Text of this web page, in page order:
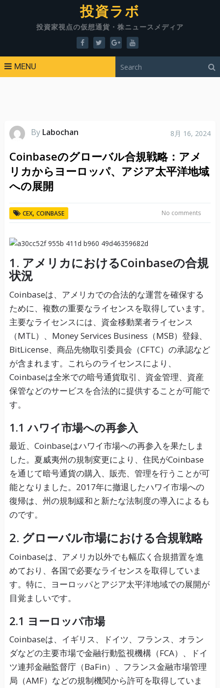
投資ラボ
投資家視点の仮想通貨・株ニュースメディア
MENU
By Labochan 8月 16, 2024
Coinbaseのグローバル合規戦略：アメ
リカからヨーロッパ、アジア太平洋地域
への展開
CEX, COINBASE No comments
1. アメリカにおけるCoinbaseの合規
状況
Coinbaseは、アメリカでの合法的な運営を確保する
ために、複数の重要なライセンスを取得しています。
主要なライセンスには、資金移動業者ライセンス
（MTL）、Money Services Business（MSB）登録、
BitLicense、商品先物取引委員会（CFTC）の承認など
が含まれます。これらのライセンスにより、
Coinbaseは全米での暗号通貨取引、資金管理、資産
保管などのサービスを合法的に提供することが可能で
す。
1.1 ハワイ市場への再参入
最近、Coinbaseはハワイ市場への再参入を果たしま
した。夏威夷州の規制変更により、住民がCoinbase
を通じて暗号通貨の購入、販売、管理を行うことが可
能となりました。2017年に撤退したハワイ市場への
復帰は、州の規制緩和と新たな法制度の導入によるも
のです。
2. グローバル市場における合規戦略
Coinbaseは、アメリカ以外でも幅広く合規措置を進
めており、各国で必要なライセンスを取得していま
す。特に、ヨーロッパとアジア太平洋地域での展開が
目覚ましいです。
2.1 ヨーロッパ市場
Coinbaseは、イギリス、ドイツ、フランス、オラン
ダなどの主要市場で金融行動監視機構（FCA）、ドイ
ツ連邦金融監督庁（BaFin）、フランス金融市場管理
局（AMF）などの規制機関から許可を取得していま